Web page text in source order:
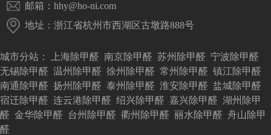
邮箱：hhy@ho-ni.com
地址：浙江省杭州市西湖区古墩路888号
城市分站： 上海除甲醛 南京除甲醛 苏州除甲醛 宁波除甲醛
无锡除甲醛 温州除甲醛 徐州除甲醛 常州除甲醛 镇江除甲醛
南通除甲醛 扬州除甲醛 泰州除甲醛 淮安除甲醛 盐城除甲醛
宿迁除甲醛 连云港除甲醛 绍兴除甲醛 嘉兴除甲醛 湖州除甲
醛 金华除甲醛 台州除甲醛 衢州除甲醛 丽水除甲醛 舟山除甲
醛